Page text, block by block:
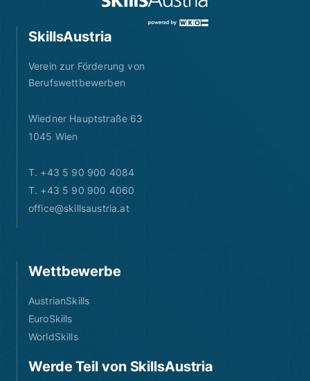
SkillsAustria
Verein zur Förderung von
Berufswettbewerben
Wiedner Hauptstraße 63
1045 Wien
T. +43 5 90 900 4084
T. +43 5 90 900 4060
office@skillsaustria.at
Wettbewerbe
AustrianSkills
EuroSkills
WorldSkills
Werde Teil von SkillsAustria